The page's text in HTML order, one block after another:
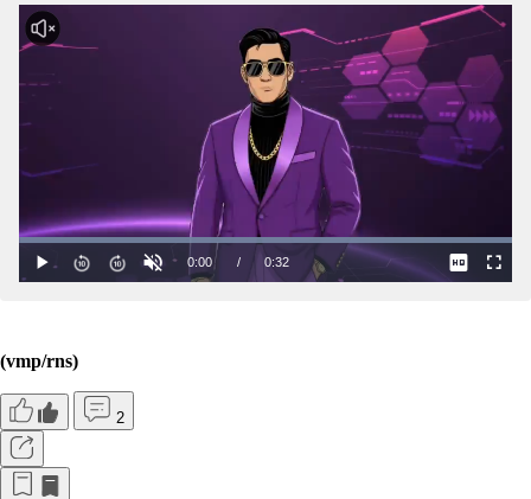
(vmp/rns)
2